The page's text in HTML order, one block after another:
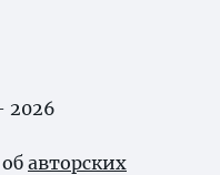
2026
авторских